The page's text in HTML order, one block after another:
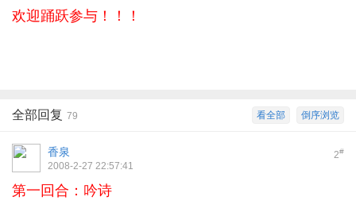
欢迎踊跃参与！！！
倒序浏览
看全部
全部回复 79
2#
香泉
2008-2-27 22:57:41
第一回合：吟诗